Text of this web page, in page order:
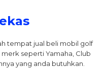
tempat jual beli mobil golf
seperti Yamaha, Club
yang anda butuhkan.